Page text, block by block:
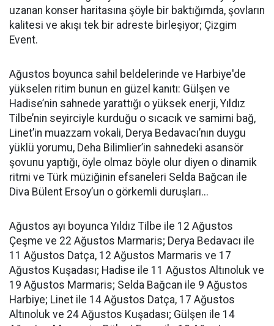
uzanan konser haritasına şöyle bir baktığımda, şovların
kalitesi ve akışı tek bir adreste birleşiyor; Çizgim
Event.
Ağustos boyunca sahil beldelerinde ve Harbiye'de
yükselen ritim bunun en güzel kanıtı: Gülşen ve
Hadise’nin sahnede yarattığı o yüksek enerji, Yıldız
Tilbe’nin seyirciyle kurduğu o sıcacık ve samimi bağ,
Linet’in muazzam vokali, Derya Bedavacı’nın duygu
yüklü yorumu, Deha Bilimlier’in sahnedeki asansör
şovunu yaptığı, öyle olmaz böyle olur diyen o dinamik
ritmi ve Türk müziğinin efsaneleri Selda Bağcan ile
Diva Bülent Ersoy’un o görkemli duruşları...
Ağustos ayı boyunca Yıldız Tilbe ile 12 Ağustos
Çeşme ve 22 Ağustos Marmaris; Derya Bedavacı ile
11 Ağustos Datça, 12 Ağustos Marmaris ve 17
Ağustos Kuşadası; Hadise ile 11 Ağustos Altınoluk ve
19 Ağustos Marmaris; Selda Bağcan ile 9 Ağustos
Harbiye; Linet ile 14 Ağustos Datça, 17 Ağustos
Altınoluk ve 24 Ağustos Kuşadası; Gülşen ile 14